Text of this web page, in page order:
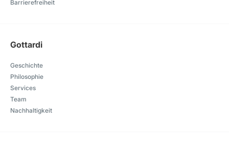
Barrierefreiheit
Gottardi
Geschichte
Philosophie
Services
Team
Nachhaltigkeit